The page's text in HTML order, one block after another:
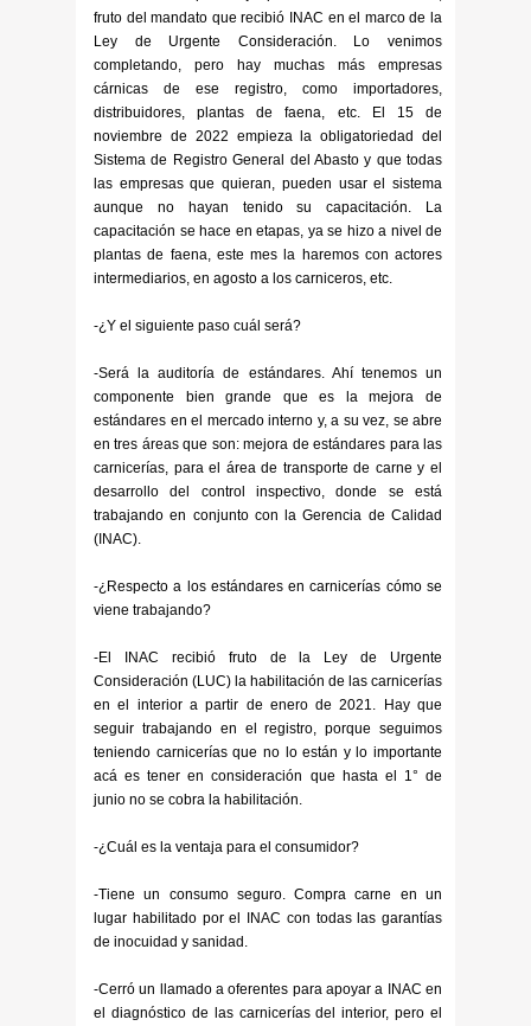
fruto del mandato que recibió INAC en el marco de la
Ley de Urgente Consideración. Lo venimos
completando, pero hay muchas más empresas
cárnicas de ese registro, como importadores,
distribuidores, plantas de faena, etc. El 15 de
noviembre de 2022 empieza la obligatoriedad del
Sistema de Registro General del Abasto y que todas
las empresas que quieran, pueden usar el sistema
aunque no hayan tenido su capacitación. La
capacitación se hace en etapas, ya se hizo a nivel de
plantas de faena, este mes la haremos con actores
intermediarios, en agosto a los carniceros, etc.
-¿Y el siguiente paso cuál será?
-Será la auditoría de estándares. Ahí tenemos un
componente bien grande que es la mejora de
estándares en el mercado interno y, a su vez, se abre
en tres áreas que son: mejora de estándares para las
carnicerías, para el área de transporte de carne y el
desarrollo del control inspectivo, donde se está
trabajando en conjunto con la Gerencia de Calidad
(INAC).
-¿Respecto a los estándares en carnicerías cómo se
viene trabajando?
-El INAC recibió fruto de la Ley de Urgente
Consideración (LUC) la habilitación de las carnicerías
en el interior a partir de enero de 2021. Hay que
seguir trabajando en el registro, porque seguimos
teniendo carnicerías que no lo están y lo importante
acá es tener en consideración que hasta el 1° de
junio no se cobra la habilitación.
-¿Cuál es la ventaja para el consumidor?
-Tiene un consumo seguro. Compra carne en un
lugar habilitado por el INAC con todas las garantías
de inocuidad y sanidad.
-Cerró un llamado a oferentes para apoyar a INAC en
el diagnóstico de las carnicerías del interior, pero el